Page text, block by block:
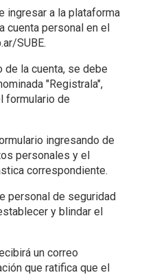
ingresar a la plataforma
cuenta personal en el
SUBE.
de la cuenta, se debe
"Registrala",
formulario de
ingresando de
personales y el
correspondiente.
personal de seguridad
y blindar el
un correo
que ratifica que el